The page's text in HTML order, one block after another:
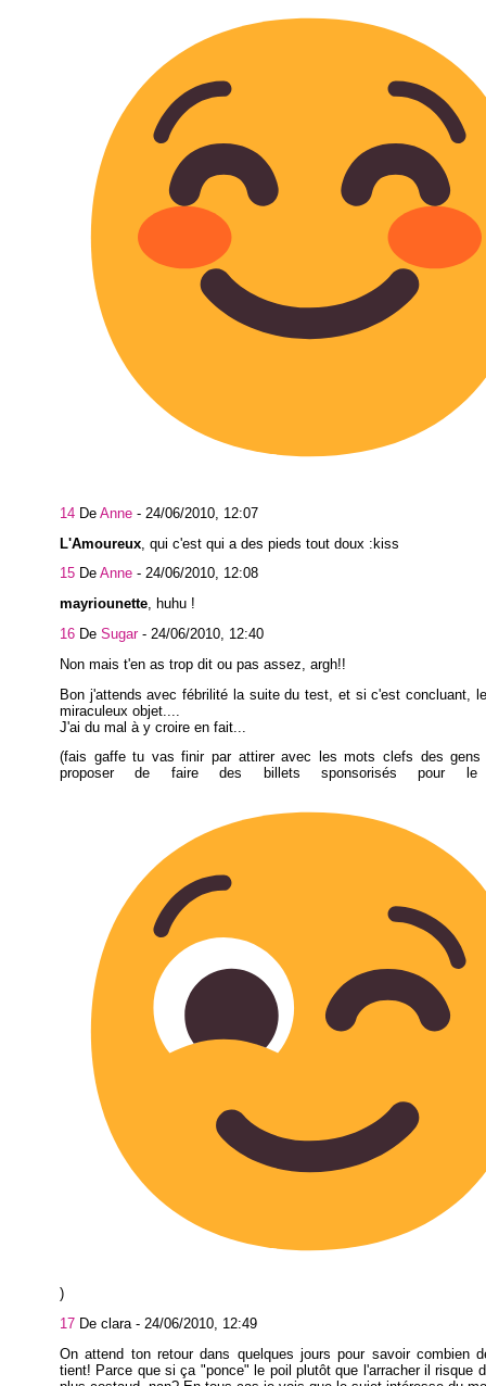
14 De Anne - 24/06/2010, 12:07
L'Amoureux , qui c'est qui a des pieds tout doux :kiss
15 De Anne - 24/06/2010, 12:08
mayriounette, huhu !
16 De Sugar- 24/06/2010, 12:40
Non mais t'en as trop dit ou pas assez, argh!!
Bon j'attends avec fébrilité la suite du test, et si c'est concluant,
miraculeux objet....
J'ai du mal à y croire en fait...
(fais gaffe tu vas finir par attirer avec les mots clefs des
proposer de faire des billets sponsorisés pour le
)
17 De clara - 24/06/2010, 12:49
On attend ton retour dans quelques jours pour savoir combien
tient! Parce que si ça "ponce" le poil plutôt que l'arracher il risque